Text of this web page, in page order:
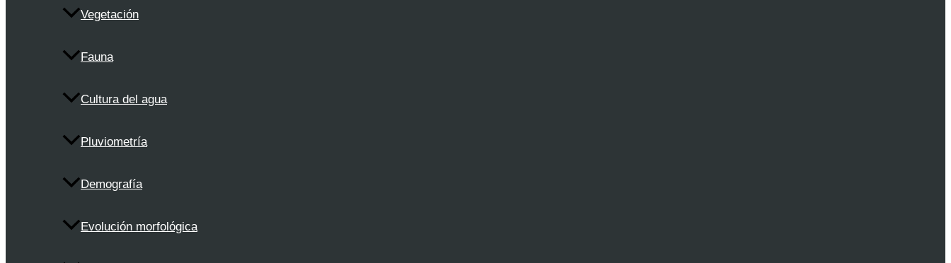
Vegetación
Fauna
Cultura del agua
Pluviometría
Demografía
Evolución morfológica